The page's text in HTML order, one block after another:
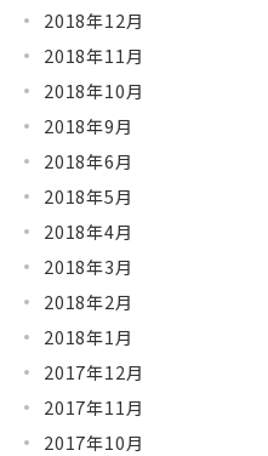
2018年12月
2018年11月
2018年10月
2018年9月
2018年6月
2018年5月
2018年4月
2018年3月
2018年2月
2018年1月
2017年12月
2017年11月
2017年10月